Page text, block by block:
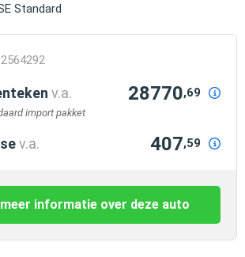
Standard
v.a. 28770,69
import pakket
v.a. 407,59
informatie over deze auto